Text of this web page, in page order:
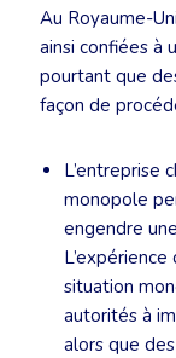
Au Royaume-
ainsi confiées à
pourtant que
façon de
L’entreprise
monopole
engendre
situation
autorités à
alors que